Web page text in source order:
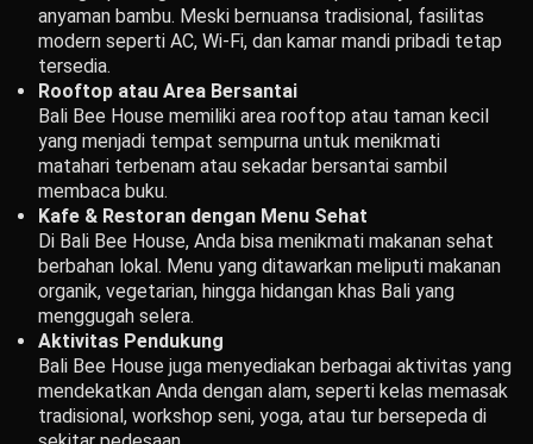
anyaman bambu. Meski bernuansa tradisional, fasilitas
modern seperti AC, Wi-Fi, dan kamar mandi pribadi tetap
tersedia.
Rooftop atau Area Bersantai
Bali Bee House memiliki area rooftop atau taman kecil
yang menjadi tempat sempurna untuk menikmati
matahari terbenam atau sekadar bersantai sambil
membaca buku.
Kafe & Restoran dengan Menu Sehat
Di Bali Bee House, Anda bisa menikmati makanan sehat
berbahan lokal. Menu yang ditawarkan meliputi makanan
organik, vegetarian, hingga hidangan khas Bali yang
menggugah selera.
Aktivitas Pendukung
Bali Bee House juga menyediakan berbagai aktivitas yang
mendekatkan Anda dengan alam, seperti kelas memasak
tradisional, workshop seni, yoga, atau tur bersepeda di